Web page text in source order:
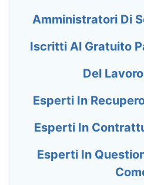
Amministratori Di
Iscritti Al Gratuito
Del
Esperti In
Esperti In
Esperti In